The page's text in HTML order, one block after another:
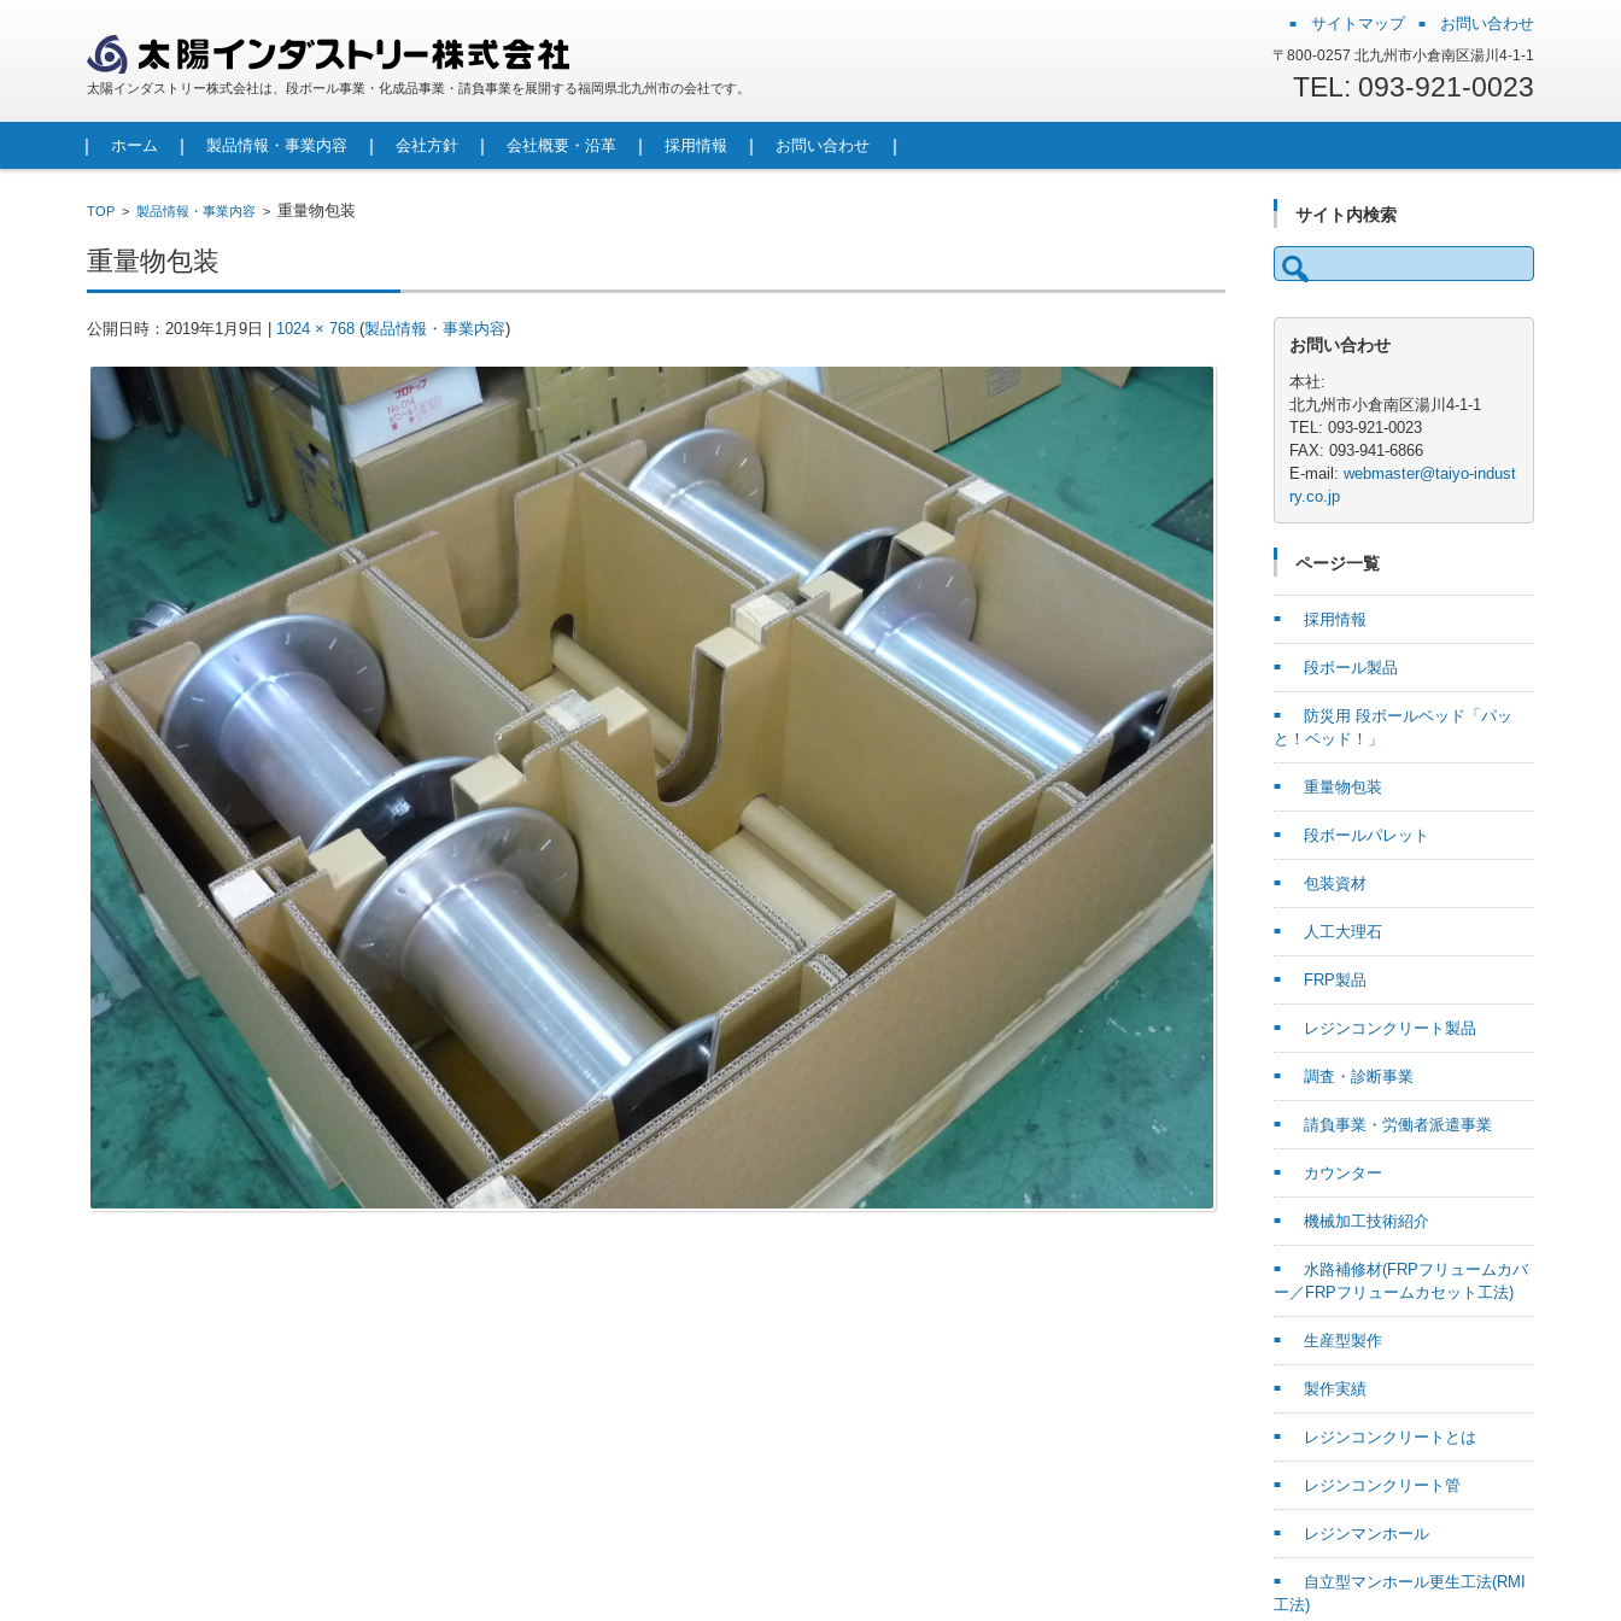
太陽インダストリー株式会社は、段ボール事業・化成品事業・請負事業を展開する福岡県北九州市の会社です。
サイトマップ お問い合わせ
〒800-0257 北九州市小倉南区湯川4-1-1
TEL: 093-921-0023
コンテンツに移動
ホーム
製品情報・事業内容 会社方針 会社概要・沿革 採用情報 お問い合わせ
TOP > 製品情報・事業内容 > 重量物包装
重量物包装
公開日時： 2019年1月9日 1024 × 768 (製品情報・事業内容)
サイト内検索
検
索:
お問い合わせ
本社:
北九州市小倉南区湯川4-1-1
TEL: 093-921-0023
FAX: 093-941-6866
E-mail: webmaster@taiyo-indust
ry.co.jp
ページ一覧
採用情報
段ボール製品
防災用 段ボールベッド「パッ
と！ベッド！」
重量物包装
段ボールパレット
包装資材
人工大理石
FRP製品
レジンコンクリート製品
調査・診断事業
請負事業・労働者派遣事業
カウンター
機械加工技術紹介
水路補修材(FRPフリュームカバ
ー／FRPフリュームカセット工法)
生産型製作
製作実績
レジンコンクリートとは
レジンコンクリート管
レジンマンホール
自立型マンホール更生工法(RMI
工法)